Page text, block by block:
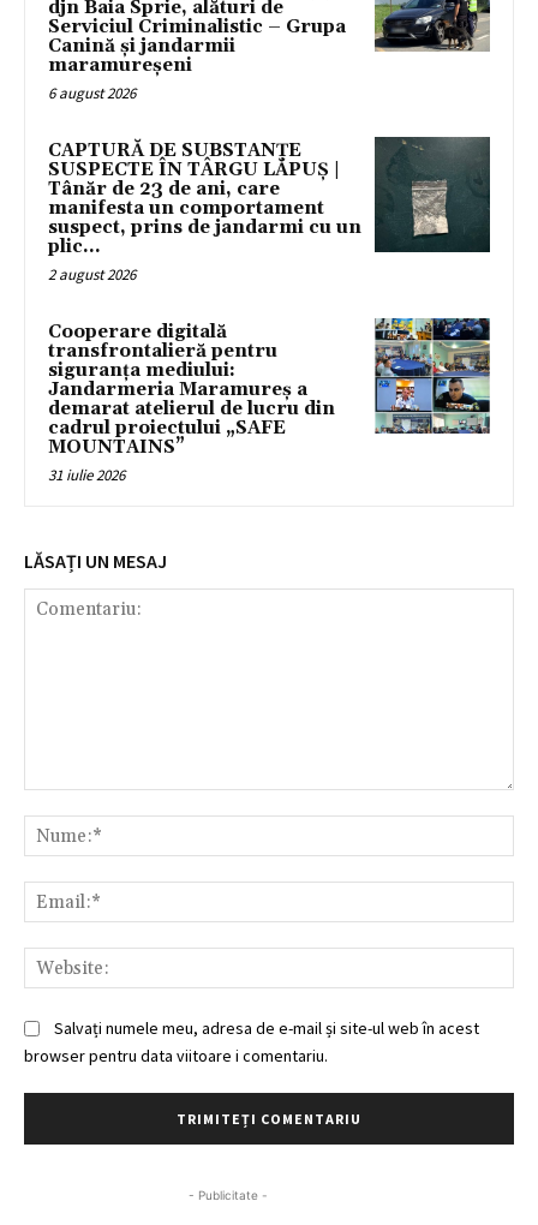
djn Baia Sprie, alături de
Serviciul Criminalistic – Grupa
Canină și jandarmii
maramureșeni
6 august 2026
CAPTURĂ DE SUBSTANȚE
SUSPECTE ÎN TÂRGU LĂPUȘ |
Tânăr de 23 de ani, care
manifesta un comportament
suspect, prins de jandarmi cu un
plic...
2 august 2026
Cooperare digitală
transfrontalieră pentru
siguranța mediului:
Jandarmeria Maramureș a
demarat atelierul de lucru din
cadrul proiectului „SAFE
MOUNTAINS”
31 iulie 2026
LĂSAȚI UN MESAJ
Salvați numele meu, adresa de e-mail și site-ul web în acest
browser pentru data viitoare i comentariu.
- Publicitate -